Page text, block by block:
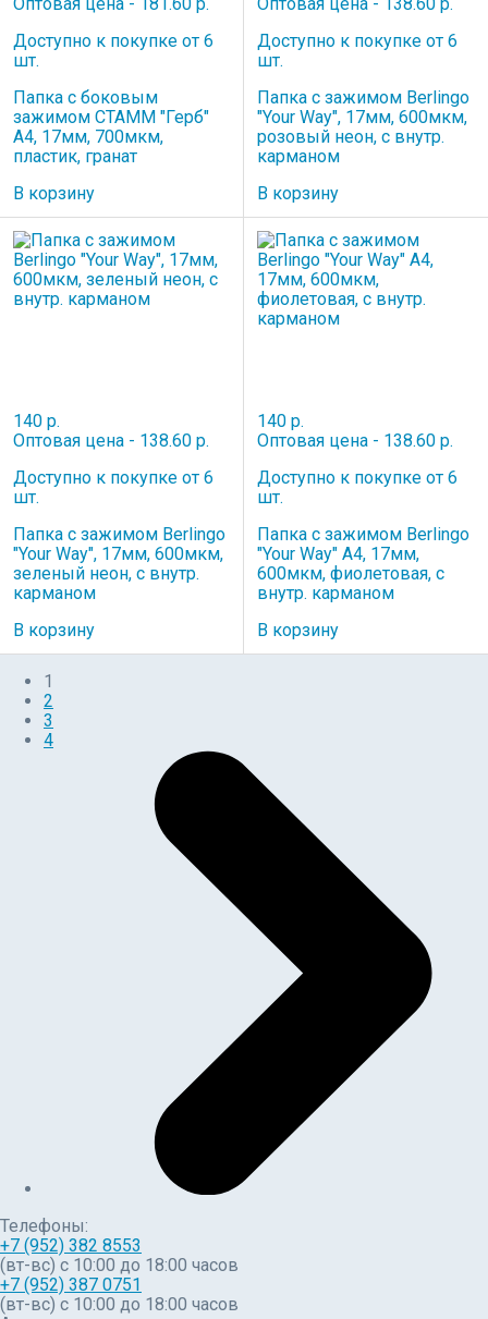
Доступно к покупке от 6
шт.
Папка с боковым
зажимом СТАММ "Герб"
А4, 17мм, 700мкм,
пластик, гранат
В корзину
Доступно к покупке от 6
шт.
Папка с зажимом Berlingo
"Your Way", 17мм, 600мкм,
розовый неон, с внутр.
карманом
В корзину
140 р.
Оптовая цена - 138.60 р.
Доступно к покупке от 6
шт.
Папка с зажимом Berlingo
"Your Way", 17мм, 600мкм,
зеленый неон, с внутр.
карманом
В корзину
140 р.
Оптовая цена - 138.60 р.
Доступно к покупке от 6
шт.
Папка с зажимом Berlingo
"Your Way" А4, 17мм,
600мкм, фиолетовая, с
внутр. карманом
В корзину
1
2
3
4
Телефоны:
+7 (952) 382 8553
(вт-вс) c 10:00 до 18:00 часов
+7 (952) 387 0751
(вт-вс) с 10:00 до 18:00 часов